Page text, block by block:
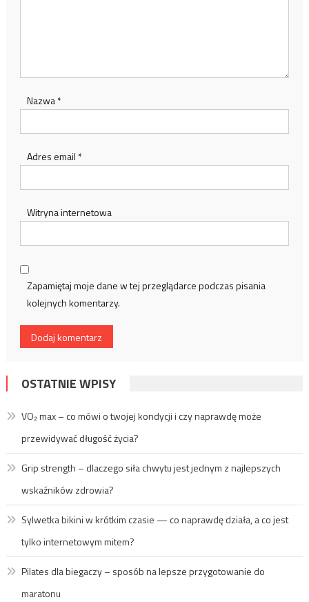
Nazwa*
Adres email *
Witryna internetowa
Zapamiętaj moje dane w tej przeglądarce podczas pisania
kolejnych komentarzy.
OSTATNIE WPISY
VO₂ max – co mówi o twojej kondycji i czy naprawdę może
przewidywać długość życia?
Grip strength – dlaczego siła chwytu jest jednym z najlepszych
wskaźników zdrowia?
Sylwetka bikini w krótkim czasie — co naprawdę działa, a co jest
tylko internetowym mitem?
Pilates dla biegaczy – sposób na lepsze przygotowanie do
maratonu